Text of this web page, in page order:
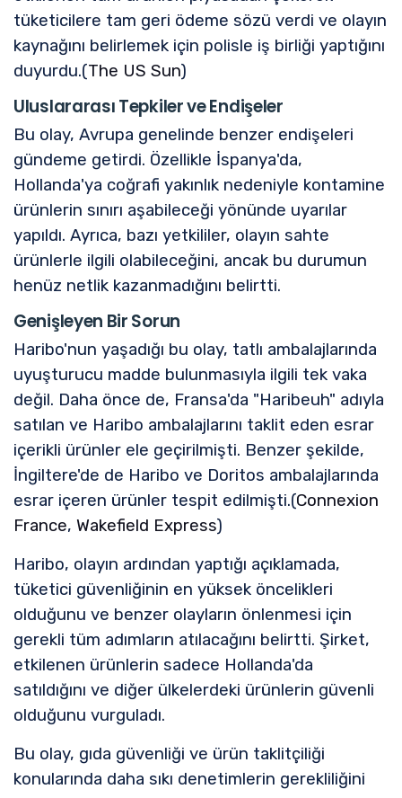
tüketicilere tam geri ödeme sözü verdi ve olayın
kaynağını belirlemek için polisle iş birliği yaptığını
duyurdu.(The US Sun)
Uluslararası Tepkiler ve Endişeler
Bu olay, Avrupa genelinde benzer endişeleri
gündeme getirdi. Özellikle İspanya'da,
Hollanda'ya coğrafi yakınlık nedeniyle kontamine
ürünlerin sınırı aşabileceği yönünde uyarılar
yapıldı. Ayrıca, bazı yetkililer, olayın sahte
ürünlerle ilgili olabileceğini, ancak bu durumun
henüz netlik kazanmadığını belirtti.
Genişleyen Bir Sorun
Haribo'nun yaşadığı bu olay, tatlı ambalajlarında
uyuşturucu madde bulunmasıyla ilgili tek vaka
değil. Daha önce de, Fransa'da "Haribeuh" adıyla
satılan ve Haribo ambalajlarını taklit eden esrar
içerikli ürünler ele geçirilmişti. Benzer şekilde,
İngiltere'de de Haribo ve Doritos ambalajlarında
esrar içeren ürünler tespit edilmişti.(Connexion
France, Wakefield Express)
Haribo, olayın ardından yaptığı açıklamada,
tüketici güvenliğinin en yüksek öncelikleri
olduğunu ve benzer olayların önlenmesi için
gerekli tüm adımların atılacağını belirtti. Şirket,
etkilenen ürünlerin sadece Hollanda'da
satıldığını ve diğer ülkelerdeki ürünlerin güvenli
olduğunu vurguladı.
Bu olay, gıda güvenliği ve ürün taklitçiliği
konularında daha sıkı denetimlerin gerekliliğini